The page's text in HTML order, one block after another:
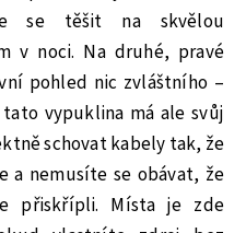
se těšit na skvělou
v noci. Na druhé, pravé
pohled nic zvláštního –
vypuklina má ale svůj
schovat kabely tak, že
a nemusíte se obávat, že
přiskřípli. Místa je zde